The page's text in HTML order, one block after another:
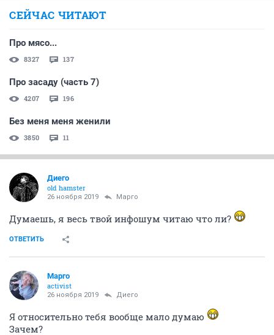
СЕЙЧАС ЧИТАЮТ
Про мясо...
8327 137
Про засаду (часть 7)
4207 196
Без меня меня женили
3850 11
Диего
old hamster
26 ноября 2019 Mаргo
Думаешь, я весь твой инфошум читаю что ли?
ОТВЕТИТЬ
Mаргo
activist
26 ноября 2019 Диего
Я относительно тебя вообще мало думаю
Зачем?